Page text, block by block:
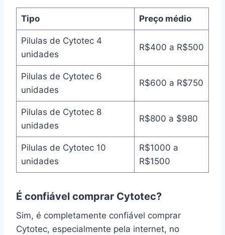
Tipo Preço médio
Pilulas de Cytotec 4
unidades
R$400 a R$500
Pilulas de Cytotec 6
unidades
R$600 a R$750
Pilulas de Cytotec 8
unidades
R$800 a $980
Pilulas de Cytotec 10
unidades
R$1000 a
R$1500
É confiável comprar Cytotec?
Sim, é completamente confiável comprar
Cytotec, especialmente pela internet, no